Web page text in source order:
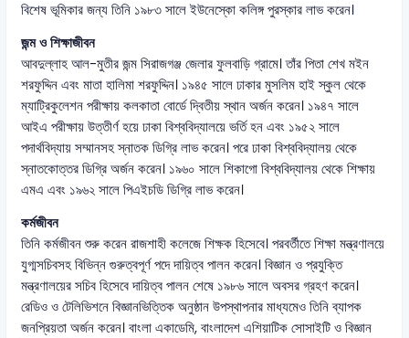
বিশেষ ভূমিকার জন্য তিনি ১৯৮৩ সালে ইউনেস্কো কলিঙ্গ পুরস্কার লাভ করেন।
জন্ম ও শিক্ষাজীবন
আবদুল্লাহ আল-মুতীর জন্ম সিরাজগঞ্জ জেলার ফুলবাড়ি গ্রামে। তাঁর পিতা শেখ মইন
শরফুদ্দিন এবং মাতা হালিমা শরফুদ্দিন। ১৯৪৫ সালে ঢাকার মুসলিম হাই স্কুল থেকে
ম্যাট্রিকুলেশন পরীক্ষায় কলকাতা বোর্ডে দ্বিতীয় স্থান অর্জন করেন। ১৯৪৭ সালে
আইএ পরীক্ষায় উত্তীর্ণ হয়ে ঢাকা বিশ্ববিদ্যালয়ে ভর্তি হন এবং ১৯৫২ সালে
পদার্থবিদ্যায় সম্মানসহ স্নাতক ডিগ্রি লাভ করেন। পরে ঢাকা বিশ্ববিদ্যালয় থেকে
স্নাতকোত্তর ডিগ্রি অর্জন করেন। ১৯৬০ সালে শিকাগো বিশ্ববিদ্যালয় থেকে শিক্ষায়
এমএ এবং ১৯৬২ সালে পিএইচডি ডিগ্রি লাভ করেন।
কর্মজীবন
তিনি কর্মজীবন শুরু করেন রাজশাহী কলেজে শিক্ষক হিসেবে। পরবর্তীতে শিক্ষা মন্ত্রণালয়ে
যুগ্মসচিবসহ বিভিন্ন গুরুত্বপূর্ণ পদে দায়িত্ব পালন করেন। বিজ্ঞান ও প্রযুক্তি
মন্ত্রণালয়ের সচিব হিসেবে দায়িত্ব পালন শেষে ১৯৮৬ সালে অবসর গ্রহণ করেন।
রেডিও ও টেলিভিশনে বিজ্ঞানভিত্তিক অনুষ্ঠান উপস্থাপনার মাধ্যমেও তিনি ব্যাপক
জনপ্রিয়তা অর্জন করেন। বাংলা একাডেমি, বাংলাদেশ এশিয়াটিক সোসাইটি ও বিজ্ঞান